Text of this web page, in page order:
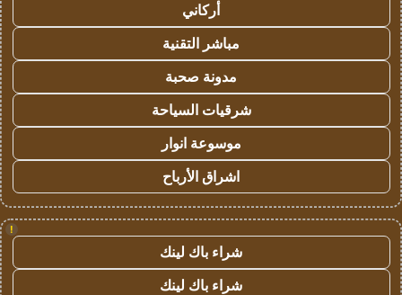
أركاني
مباشر التقنية
مدونة صحبة
شرقيات السياحة
موسوعة انوار
اشراق الأرباح
!
شراء باك لينك
شراء باك لينك